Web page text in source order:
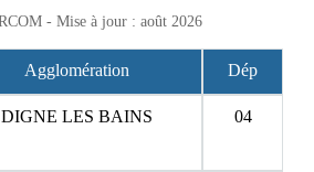
- Mise à jour : août 2026
Agglomération Dép
DIGNE LES BAINS 04